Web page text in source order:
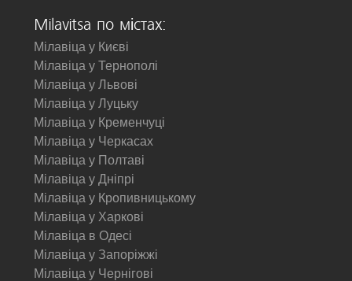
Milavitsa по містах:
Мілавіца у Києві
Мілавіца у Тернополі
Мілавіца у Львові
Мілавіца у Луцьку
Мілавіца у Кременчуці
Мілавіца у Черкасах
Мілавіца у Полтаві
Мілавіца у Дніпрі
Мілавіца у Кропивницькому
Мілавіца у Харкові
Мілавіца в Одесі
Мілавіца у Запоріжжі
Мілавіца у Чернігові